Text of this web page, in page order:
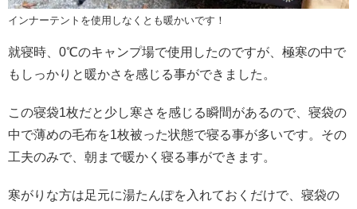
インナーテントを使用しなくとも暖かいです！
就寝時、0℃のキャンプ場で使用したのですが、極寒の中で
もしっかりと暖かさを感じる事ができました。
この寝袋1枚だと少し寒さを感じる瞬間があるので、寝袋の
中で薄めの毛布を1枚被った状態で寝る事が多いです。その
工夫のみで、朝まで暖かく寝る事ができます。
寒がりな方は足元に湯たんぽを入れておくだけで、寝袋の